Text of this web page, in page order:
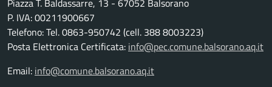
Piazza T. Baldassarre, 13 - 67052 Balsorano
P. IVA: 00211900667
Telefono: Tel. 0863-950742 (cell. 388 8003223)
Posta Elettronica Certificata: info@pec.comune.balsorano.aq.it
Email: info@comune.balsorano.aq.it